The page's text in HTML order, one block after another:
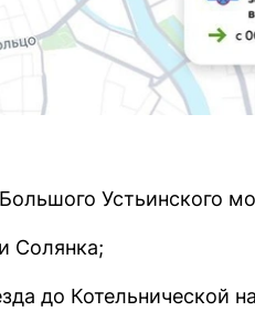
Устьинского
Солянка;
до Котельнической